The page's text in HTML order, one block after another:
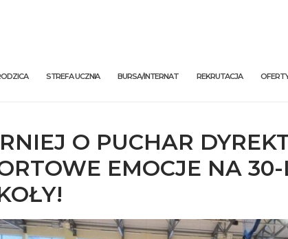
STREFA UCZNIA BURSA/INTERNAT REKRUTACJA
O PUCHAR
EMOCJE NA 30-